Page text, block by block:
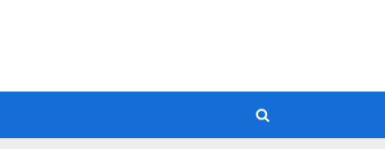
Toggle